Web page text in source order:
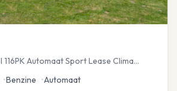
Automaat Sport Lease Clima
•Benzine •Automaat